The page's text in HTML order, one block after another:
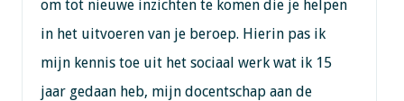
om tot nieuwe inzichten te komen die je helpen
in het uitvoeren van je beroep. Hierin pas ik
mijn kennis toe uit het sociaal werk wat ik 15
jaar gedaan heb, mijn docentschap aan de